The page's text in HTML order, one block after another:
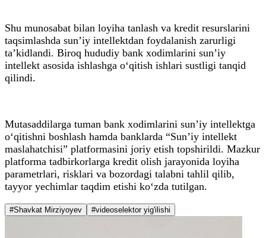
Shu munosabat bilan loyiha tanlash va kredit resurslarini
taqsimlashda sun’iy intellektdan foydalanish zarurligi
ta’kidlandi. Biroq hududiy bank xodimlarini sun’iy
intellekt asosida ishlashga o‘qitish ishlari sustligi tanqid
qilindi.
Mutasaddilarga tuman bank xodimlarini sun’iy intellektga
o‘qitishni boshlash hamda banklarda “Sun’iy intellekt
maslahatchisi” platformasini joriy etish topshirildi. Mazkur
platforma tadbirkorlarga kredit olish jarayonida loyiha
parametrlari, risklari va bozordagi talabni tahlil qilib,
tayyor yechimlar taqdim etishi ko‘zda tutilgan.
#Shavkat Mirziyoyev #videoselektor yig'ilishi